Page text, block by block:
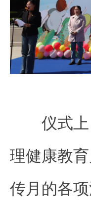
仪式
理健康教
传月的各